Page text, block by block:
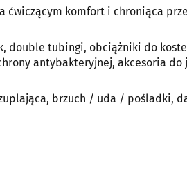
ćwiczącym komfort i chroniąca
double tubingi, obciążniki do
antybakteryjnej, akcesoria do
brzuch / uda / pośladki,